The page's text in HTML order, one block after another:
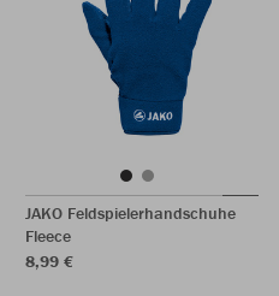
JAKO Feldspielerhandschuhe
Fleece
8,99 €